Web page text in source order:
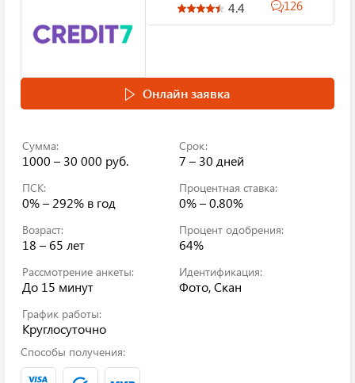
4.4 126
Онлайн заявка
Сумма:
1000 – 30 000 руб.
Срок:
7 – 30 дней
ПСК:
0% – 292% в год
Процентная ставка:
0% – 0.80%
Возраст:
18 – 65 лет
Процент одобрения:
64%
Рассмотрение анкеты:
До 15 минут
Идентификация:
Фото, Скан
График работы:
Круглосуточно
Способы получения: